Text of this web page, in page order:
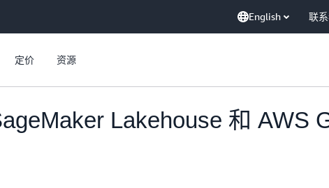
English 联
定价 资源
Lakehouse 和 AWS